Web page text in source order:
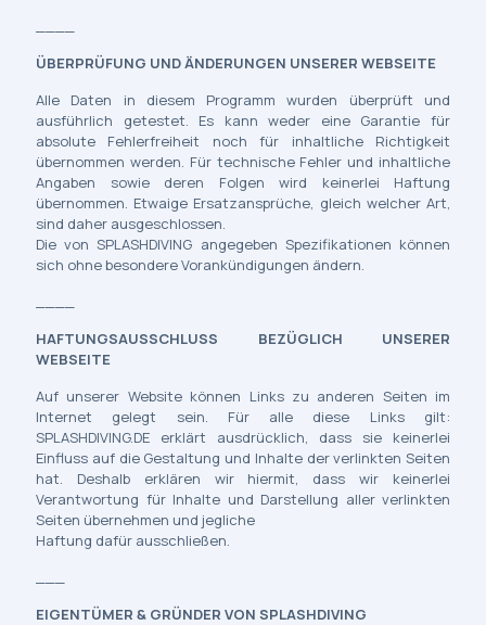
ÜBERPRÜFUNG UND ÄNDERUNGEN UNSERER WEBSEITE
Alle Daten in diesem Programm wurden überprüft und
ausführlich getestet. Es kann weder eine Garantie für
absolute Fehlerfreiheit noch für inhaltliche Richtigkeit
übernommen werden. Für technische Fehler und inhaltliche
Angaben sowie deren Folgen wird keinerlei Haftung
übernommen. Etwaige Ersatzansprüche, gleich welcher Art,
sind daher ausgeschlossen.
Die von SPLASHDIVING angegeben Spezifikationen können
sich ohne besondere Vorankündigungen ändern.
HAFTUNGSAUSSCHLUSS BEZÜGLICH UNSERER
WEBSEITE
Auf unserer Website können Links zu anderen Seiten im
Internet gelegt sein. Für alle diese Links gilt:
SPLASHDIVING.DE erklärt ausdrücklich, dass sie keinerlei
Einfluss auf die Gestaltung und Inhalte der verlinkten Seiten
hat. Deshalb erklären wir hiermit, dass wir keinerlei
Verantwortung für Inhalte und Darstellung aller verlinkten
Seiten übernehmen und jegliche
Haftung dafür ausschließen.
EIGENTÜMER & GRÜNDER VON SPLASHDIVING